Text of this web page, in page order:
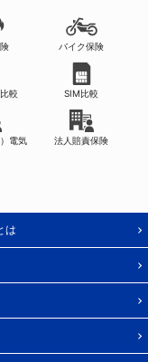
バイク保険
較 SIM比較
電気 法人賠責保険
は